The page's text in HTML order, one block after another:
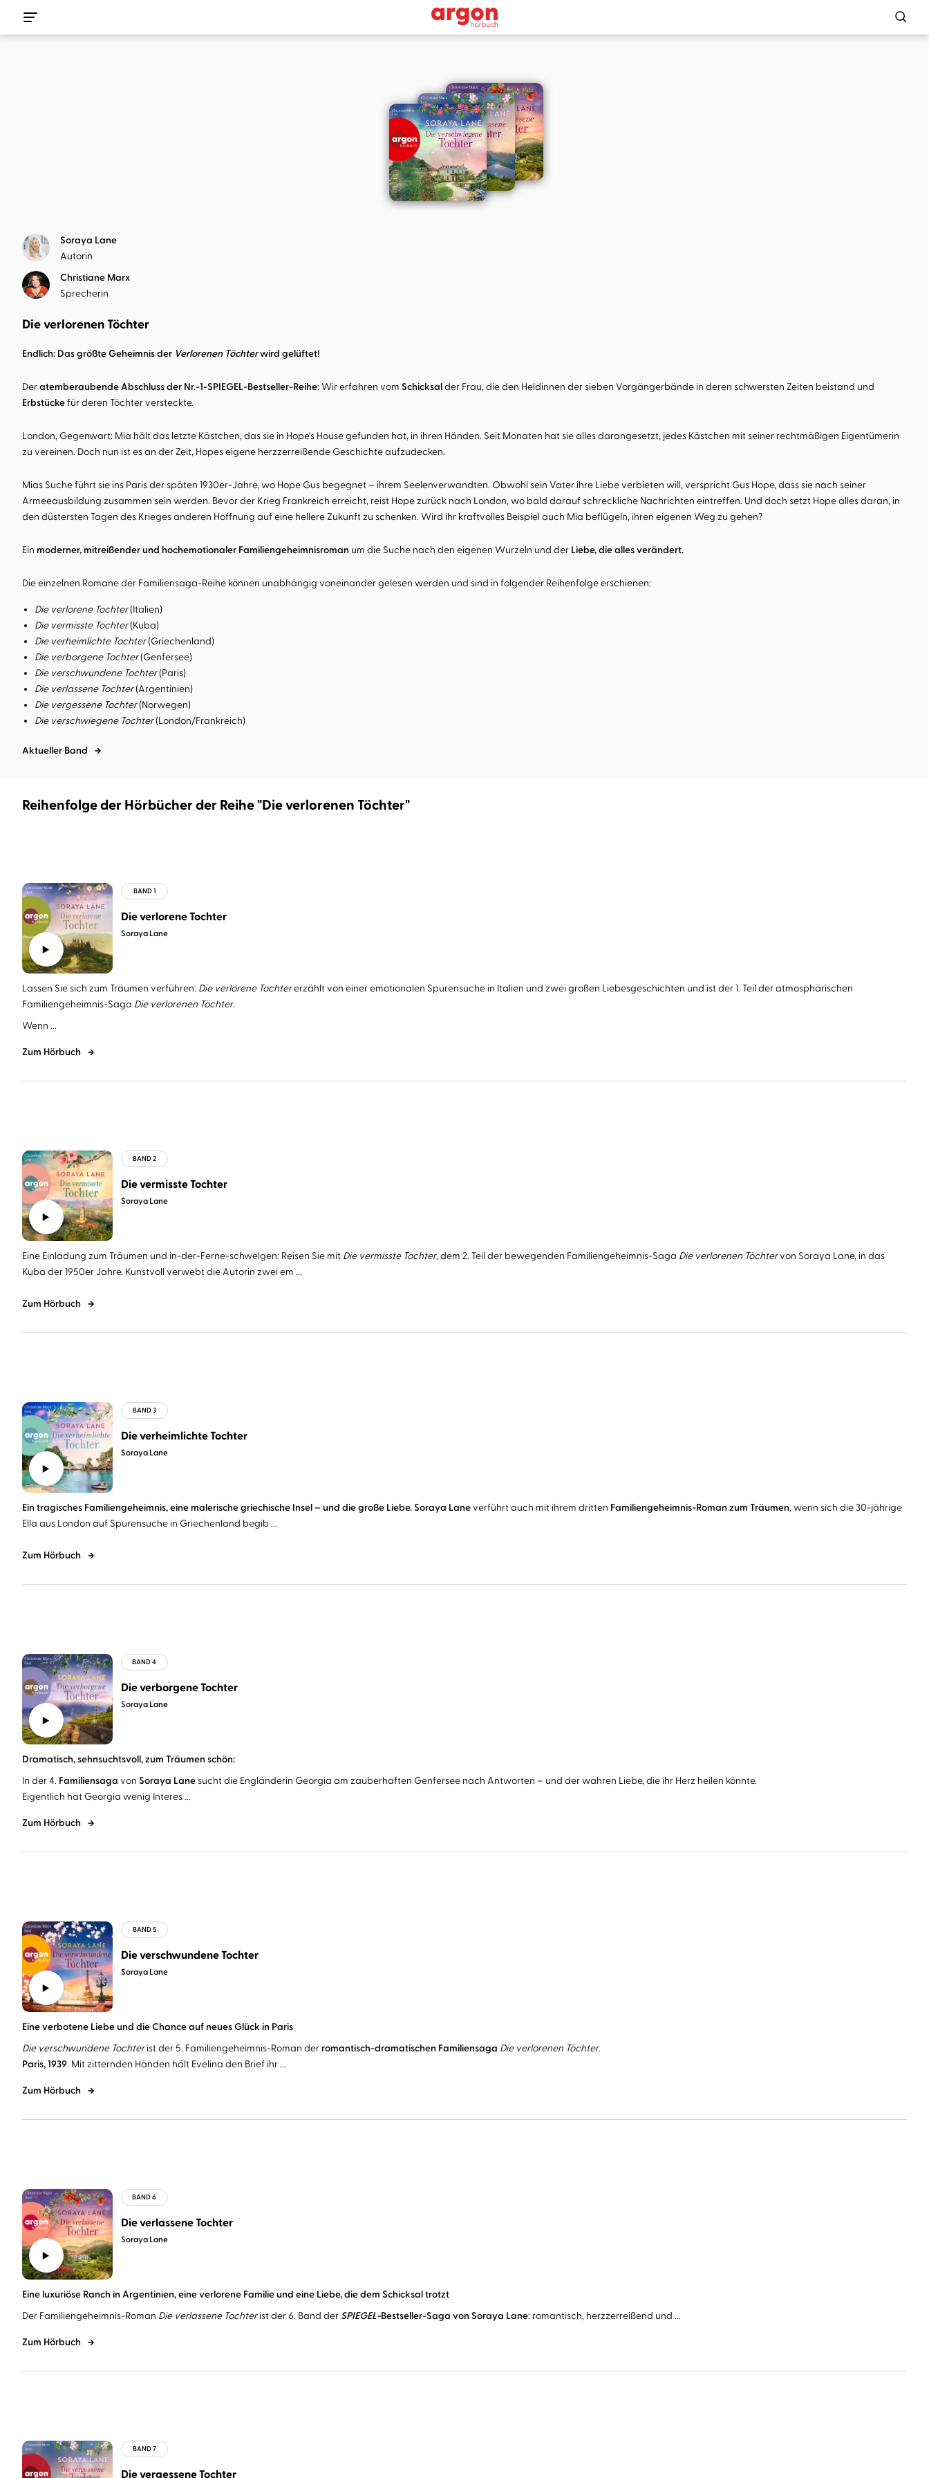
Soraya Lane
Autorin
Christiane Marx
Sprecherin
Die verlorenen Töchter
Endlich: Das größte Geheimnis der Verlorenen Töchterwird gelüftet!
Deratemberaubende Abschluss der Nr.-1-SPIEGEL-Bestseller-Reihe: Wir erfahren vom Schicksalder Frau, die den Heldinnen der sieben Vorgängerbände in deren schwersten Zeiten beistand und
Erbstückefür deren Töchter versteckte.
London, Gegenwart: Mia hält das letzte Kästchen, das sie in Hope's House gefunden hat, in ihren Händen. Seit Monaten hat sie alles darangesetzt, jedes Kästchen mit seiner rechtmäßigen Eigentümerin
zu vereinen. Doch nun ist es an der Zeit, Hopes eigene herzzerreißende Geschichte aufzudecken.
Mias Suche führt sie ins Paris der späten 1930er-Jahre, wo Hope Gus begegnet – ihrem Seelenverwandten. Obwohl sein Vater ihre Liebe verbieten will, verspricht Gus Hope, dass sie nach seiner
Armeeausbildung zusammen sein werden. Bevor der Krieg Frankreich erreicht, reist Hope zurück nach London, wo bald darauf schreckliche Nachrichten eintreffen. Und doch setzt Hope alles daran, in
den düstersten Tagen des Krieges anderen Hoffnung auf eine hellere Zukunft zu schenken. Wird ihr kraftvolles Beispiel auch Mia beflügeln, ihren eigenen Weg zu gehen?
Ein moderner, mitreißender und hochemotionaler Familiengeheimnisroman um die Suche nach den eigenen Wurzeln und der Liebe, die alles verändert.
Die einzelnen Romane der Familiensaga-Reihe können unabhängig voneinander gelesen werden und sind in folgender Reihenfolge erschienen:
Die verlorene Tochter(Italien)
Die vermisste Tochter(Kuba)
Die verheimlichte Tochter(Griechenland)
Die verborgene Tochter(Genfersee)
Die verschwundene Tochter(Paris)
Die verlassene Tochter(Argentinien)
Die vergessene Tochter(Norwegen)
Die verschwiegene Tochter(London/Frankreich)
Aktueller Band
Reihenfolge der Hörbücher der Reihe "Die verlorenen Töchter"
Soraya Lane
Die verlorene Tochter
Lassen Sie sich zum Träumen verführen: Die verlorene Tochtererzählt von einer emotionalen Spurensuche in Italien und zwei großen Liebesgeschichten und ist der 1. Teil der atmosphärischen
Familiengeheimnis-Saga Die verlorenen Töchter.
Wenn ...
Zum Hörbuch
Soraya Lane
Die vermisste Tochter
Eine Einladung zum Träumen und in-der-Ferne-schwelgen: Reisen Sie mit Die vermisste Tochter, dem 2. Teil der bewegenden Familiengeheimnis-Saga Die verlorenen Töchtervon Soraya Lane, in das
Kuba der 1950er Jahre. Kunstvoll verwebt die Autorin zwei em ...
Zum Hörbuch
Soraya Lane
Die verheimlichte Tochter
Ein tragisches Familiengeheimnis, eine malerische griechische Insel – und die große Liebe.Soraya Laneverführt auch mit ihrem dritten Familiengeheimnis-Roman zum Träumen, wenn sich die 30-jährige
Ella aus London auf Spurensuche in Griechenland begib ...
Zum Hörbuch
Soraya Lane
Die verborgene Tochter
Dramatisch, sehnsuchtsvoll, zum Träumen schön:
In der 4. Familiensaga von Soraya Lanesucht die Engländerin Georgia am zauberhaften Genfersee nach Antworten – und der wahren Liebe, die ihr Herz heilen könnte.
Eigentlich hat Georgia wenig Interes ...
Zum Hörbuch
Soraya Lane
Die verschwundene Tochter
Eine verbotene Liebe und die Chance auf neues Glück in Paris
Die verschwundene Tochterist der 5. Familiengeheimnis-Roman der romantisch-dramatischen Familiensaga Die verlorenen Töchter.
Paris, 1939. Mit zitternden Händen hält Evelina den Brief ihr ...
Zum Hörbuch
Soraya Lane
Die verlassene Tochter
Eine luxuriöse Ranch in Argentinien, eine verlorene Familie und eine Liebe, die dem Schicksal trotzt
Der Familiengeheimnis-Roman Die verlassene Tochterist der 6. Band der SPIEGEL-Bestseller-Saga von Soraya Lane: romantisch, herzzerreißend und ...
Zum Hörbuch
Die vergessene Tochter